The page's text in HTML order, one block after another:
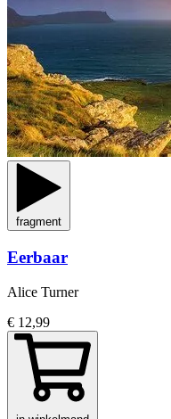
fragment
Eerbaar
Alice Turner
€ 12,99